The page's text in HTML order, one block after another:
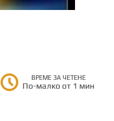
ВРЕМЕ ЗА ЧЕТЕНЕ
По-малко от 1 мин